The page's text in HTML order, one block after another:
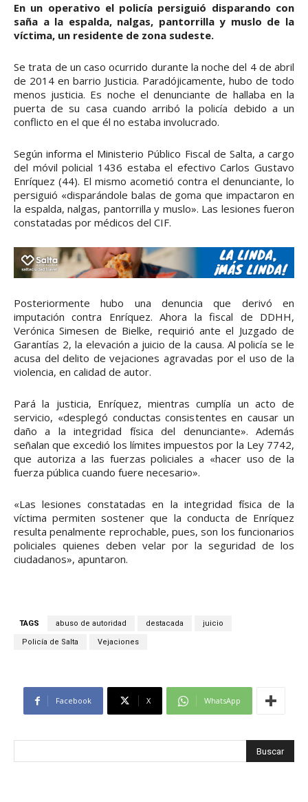
En un operativo el policía persiguió disparando con
saña a la espalda, nalgas, pantorrilla y muslo de la
víctima, un residente de zona sudeste.
Se trata de un caso ocurrido durante la noche del 4 de abril
de 2014 en barrio Justicia. Paradójicamente, hubo de todo
menos justicia. Es noche el denunciante de hallaba en la
puerta de su casa cuando arribó la policía debido a un
conflicto en el que él no estaba involucrado.
Según informa el Ministerio Público Fiscal de Salta, a cargo
del móvil policial 1436 estaba el efectivo Carlos Gustavo
Enríquez (44). El mismo acometió contra el denunciante, lo
persiguió «disparándole balas de goma que impactaron en
la espalda, nalgas, pantorrilla y muslo». Las lesiones fueron
constatadas por médicos del CIF.
Posteriormente hubo una denuncia que derivó en
imputación contra Enríquez. Ahora la fiscal de DDHH,
Verónica Simesen de Bielke, requirió ante el Juzgado de
Garantías 2, la elevación a juicio de la causa. Al policía se le
acusa del delito de vejaciones agravadas por el uso de la
violencia, en calidad de autor.
Pará la justicia, Enríquez, mientras cumplía un acto de
servicio, «desplegó conductas consistentes en causar un
daño a la integridad física del denunciante». Además
señalan que excedió los límites impuestos por la Ley 7742,
que autoriza a las fuerzas policiales a «hacer uso de la
fuerza pública cuando fuere necesario».
«Las lesiones constatadas en la integridad física de la
víctima permiten sostener que la conducta de Enríquez
resulta penalmente reprochable, pues, son los funcionarios
policiales quienes deben velar por la seguridad de los
ciudadanos», apuntaron.
TAGS abuso de autoridad destacada juicio
Policía de Salta Vejaciones
Facebook X WhatsApp